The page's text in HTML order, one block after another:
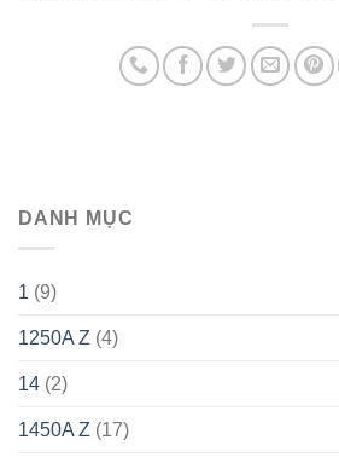
DANH MỤC
1 (9)
1250A Z (4)
14 (2)
1450A Z (17)